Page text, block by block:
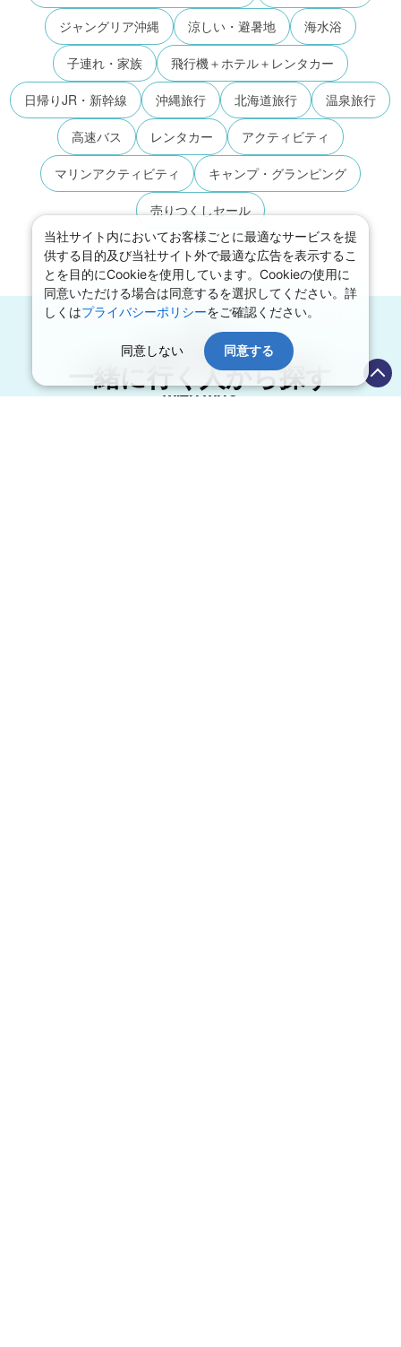
ジャングリア沖縄 涼しい・避暑地 海水浴
子連れ・家族 飛行機＋ホテル＋レンタカー
日帰りJR・新幹線 沖縄旅行 北海道旅行 温泉旅行
高速バス レンタカー アクティビティ
マリンアクティビティ キャンプ・グランピング
売りつくしセール
夏休みの国内旅行
一緒に行く人から探す
WITH WHO
当社サイト内においてお客様ごとに最適なサービスを提
供する目的及び当社サイト外で最適な広告を表示するこ
とを目的にCookieを使用しています。Cookieの使用に
同意いただける場合は同意するを選択してください。詳
しくはプライバシーポリシーをご確認ください。
同意しない 同意する